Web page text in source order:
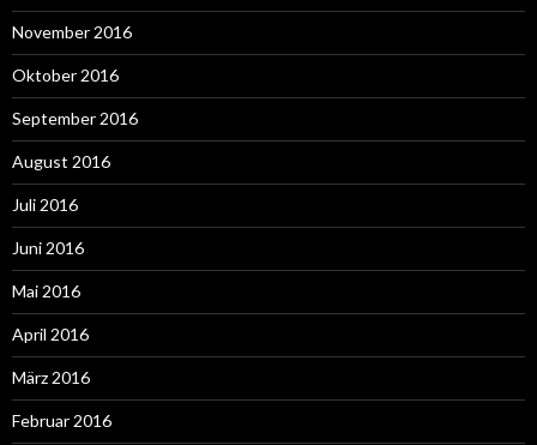
November 2016
Oktober 2016
September 2016
August 2016
Juli 2016
Juni 2016
Mai 2016
April 2016
März 2016
Februar 2016